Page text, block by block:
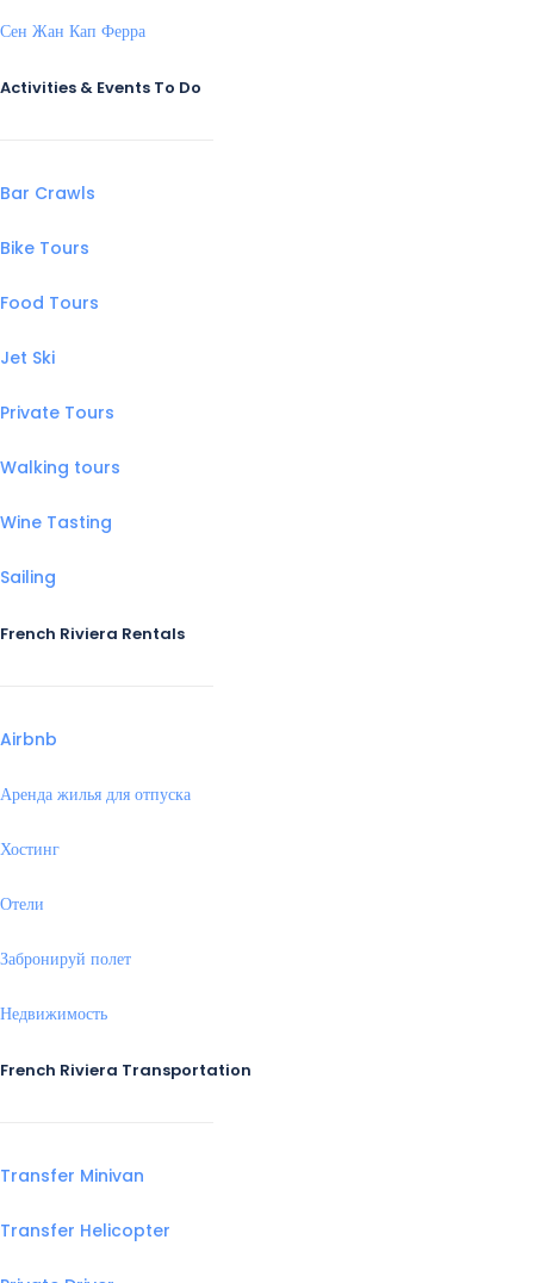
Сен Жан Кап Ферра
Activities & Events To Do
Bar Crawls
Bike Tours
Food Tours
Jet Ski
Private Tours
Walking tours
Wine Tasting
Sailing
French Riviera Rentals
Airbnb
Аренда жилья для отпуска
Хостинг
Отели
Забронируй полет
Недвижимость
French Riviera Transportation
Transfer Minivan
Transfer Helicopter